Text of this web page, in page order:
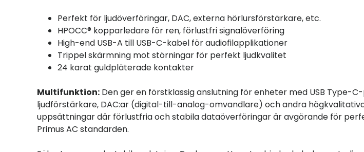
Perfekt för ljudöverföringar, DAC, externa hörlursförstärkare, etc.
HPOCC® kopparledare för ren, förlustfri signalöverföring
High-end USB-A till USB-C-kabel för audiofilapplikationer
Trippel skärmning mot störningar för perfekt ljudkvalitet
24 karat guldpläterade kontakter
Multifunktion: Den ger en förstklassig anslutning för enheter med USB Type-
ljudförstärkare, DAC:ar (digital-till-analog-omvandlare) och andra
uppsättningar där förlustfria och stabila dataöverföringar är avgörande för
Primus AC standarden.